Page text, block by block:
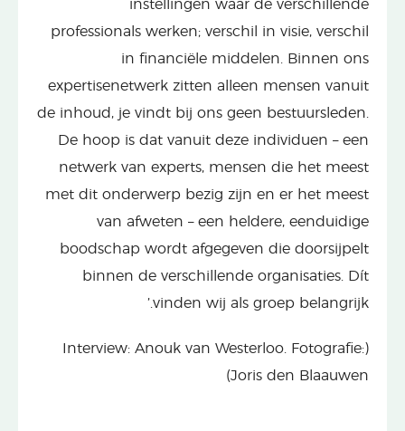
instellingen waar de verschillende
professionals werken; verschil in visie, verschil
in financiële middelen. Binnen ons
expertisenetwerk zitten alleen mensen vanuit
de inhoud, je vindt bij ons geen bestuursleden.
De hoop is dat vanuit deze individuen – een
netwerk van experts, mensen die het meest
met dit onderwerp bezig zijn en er het meest
van afweten – een heldere, eenduidige
boodschap wordt afgegeven die doorsijpelt
binnen de verschillende organisaties. Dít
vinden wij als groep belangrijk.’
(Interview: Anouk van Westerloo. Fotografie:
Joris den Blaauwen)